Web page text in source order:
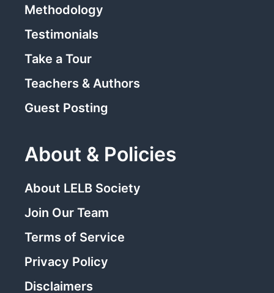
Methodology
Testimonials
Take a Tour
Teachers & Authors
Guest Posting
About & Policies
About LELB Society
Join Our Team
Terms of Service
Privacy Policy
Disclaimers